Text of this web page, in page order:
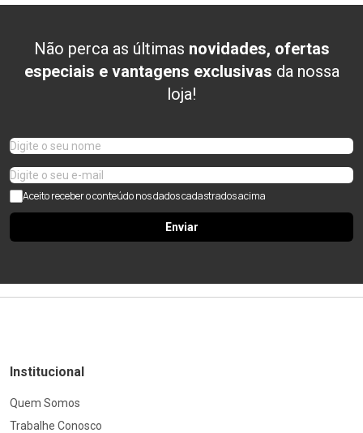
Não perca as últimas novidades, ofertas
especiais e vantagens exclusivas da nossa
loja!
Aceito receber o conteúdo nos dados cadastrados acima
Enviar
Institucional
Quem Somos
Trabalhe Conosco